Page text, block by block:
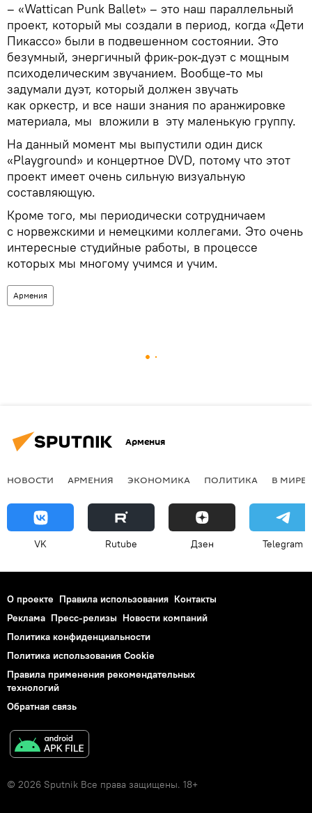
– «Wattican Punk Ballet» – это наш параллельный
проект, который мы создали в период, когда «Дети
Пикассо» были в подвешенном состоянии. Это
безумный, энергичный фрик-рок-дуэт с мощным
психоделическим звучанием. Вообще-то мы
задумали дуэт, который должен звучать
как оркестр, и все наши знания по аранжировке
материала, мы вложили в эту маленькую группу.
На данный момент мы выпустили один диск
«Playground» и концертное DVD, потому что этот
проект имеет очень сильную визуальную
составляющую.
Кроме того, мы периодически сотрудничаем
с норвежскими и немецкими коллегами. Это очень
интересные студийные работы, в процессе
которых мы многому учимся и учим.
Армения
Армения
НОВОСТИ АРМЕНИЯ ЭКОНОМИКА ПОЛИТИКА В МИРЕ
VK Rutube Дзен Telegram
О проекте Правила использования Контакты
Реклама Пресс-релизы Новости компаний
Политика конфиденциальности
Политика использования Cookie
Правила применения рекомендательных
технологий
Обратная связь
© 2026 Sputnik Все права защищены. 18+